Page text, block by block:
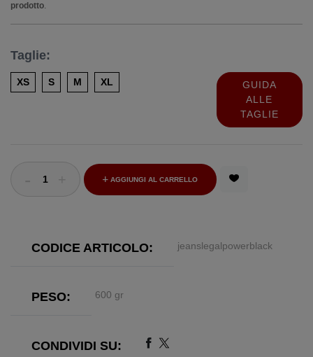
prodotto.
Taglie:
XS S M XL
GUIDA
ALLE
TAGLIE
AGGIUNGI AL CARRELLO
CODICE ARTICOLO: jeanslegalpowerblack
PESO: 600 gr
CONDIVIDI SU: